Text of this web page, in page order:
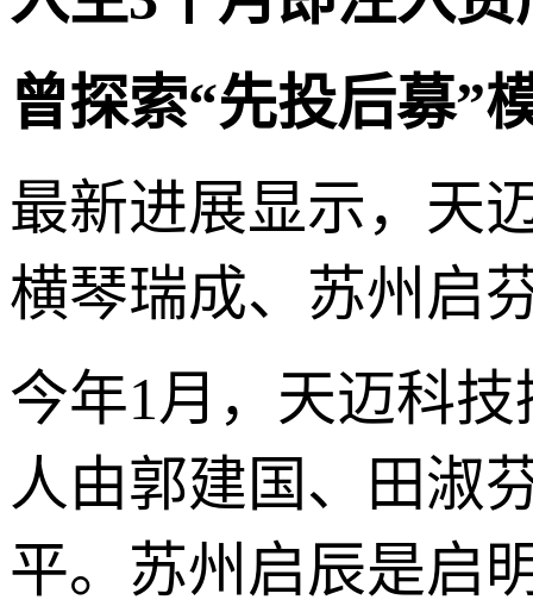
曾探索“先投后募”
最新进展显示，天
横琴瑞成、苏州启
今年1月，天迈科
人由郭建国、田淑
平。苏州启辰是启